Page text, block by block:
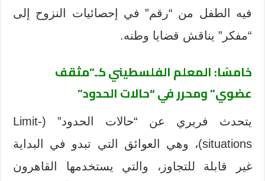
فيه الطفل من “رقم” في إحصائيات النزوح إلى
“مفكر” يناقش قضايا وطنه.
خامسًا: المعلم الفلسطيني كـ”مثقف
عضوي” ومحرر في “حالات الحدود”
يتحدث فريري عن “حالات الحدود” (Limit-
situations)، وهي العوائق التي تبدو في البداية
غير قابلة للتجاوز، والتي يستخدمها القاهرون